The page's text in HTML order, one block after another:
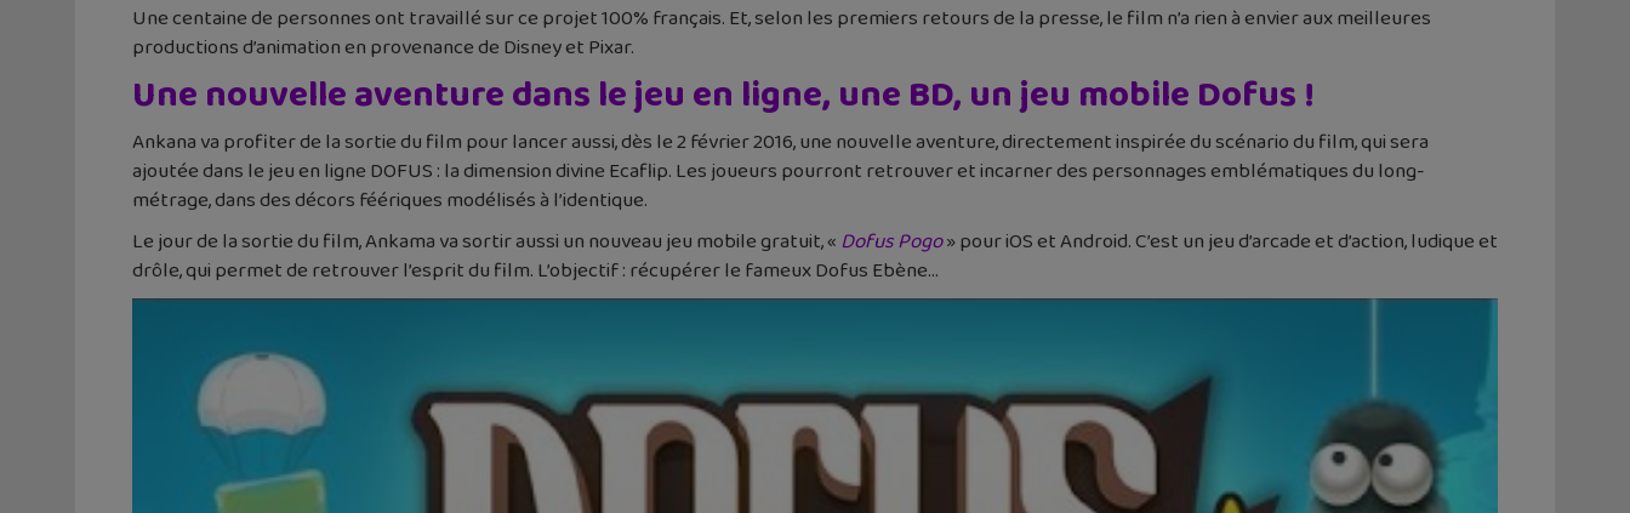
Une centaine de personnes ont travaillé sur ce projet 100% français. Et, selon les premiers retours de la presse, le film n’a rien à envier aux meilleures
productions d’animation en provenance de Disney et Pixar.
Une nouvelle aventure dans le jeu en ligne, une BD, un jeu mobile Dofus !
Ankana va profiter de la sortie du film pour lancer aussi, dès le 2 février 2016, une nouvelle aventure, directement inspirée du scénario du film, qui sera
ajoutée dans le jeu en ligne DOFUS : la dimension divine Ecaflip. Les joueurs pourront retrouver et incarner des personnages emblématiques du long-
métrage, dans des décors féériques modélisés à l’identique.
Le jour de la sortie du film, Ankama va sortir aussi un nouveau jeu mobile gratuit, « Dofus Pogo» pour iOS et Android. C’est un jeu d’arcade et d’action, ludique et
drôle, qui permet de retrouver l’esprit du film. L’objectif : récupérer le fameux Dofus Ebène…